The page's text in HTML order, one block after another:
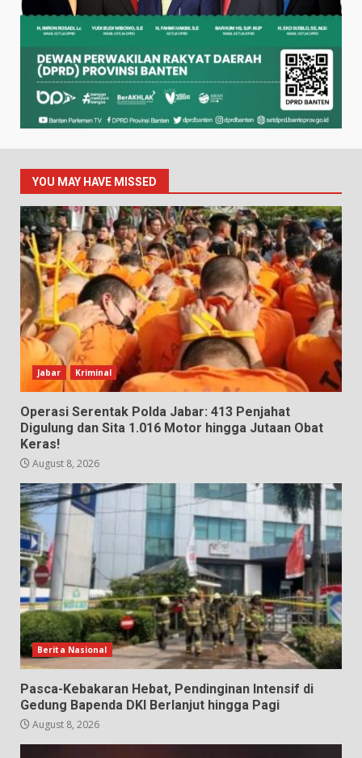
YOU MAY HAVE MISSED
Jabar Kriminal
Operasi Serentak Polda Jabar: 413 Penjahat
Digulung dan Sita 1.016 Motor hingga Jutaan Obat
Keras!
August 8, 2026
Berita Nasional
Pasca-Kebakaran Hebat, Pendinginan Intensif di
Gedung Bapenda DKI Berlanjut hingga Pagi
August 8, 2026